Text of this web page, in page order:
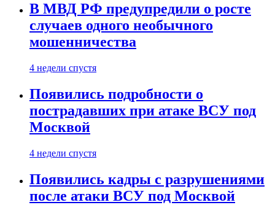
В МВД РФ предупредили о росте
случаев одного необычного
мошенничества
4 недели спустя
Появились подробности о
пострадавших при атаке ВСУ под
Москвой
4 недели спустя
Появились кадры с разрушениями
после атаки ВСУ под Москвой